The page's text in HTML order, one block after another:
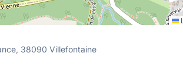
38090 Villefontaine